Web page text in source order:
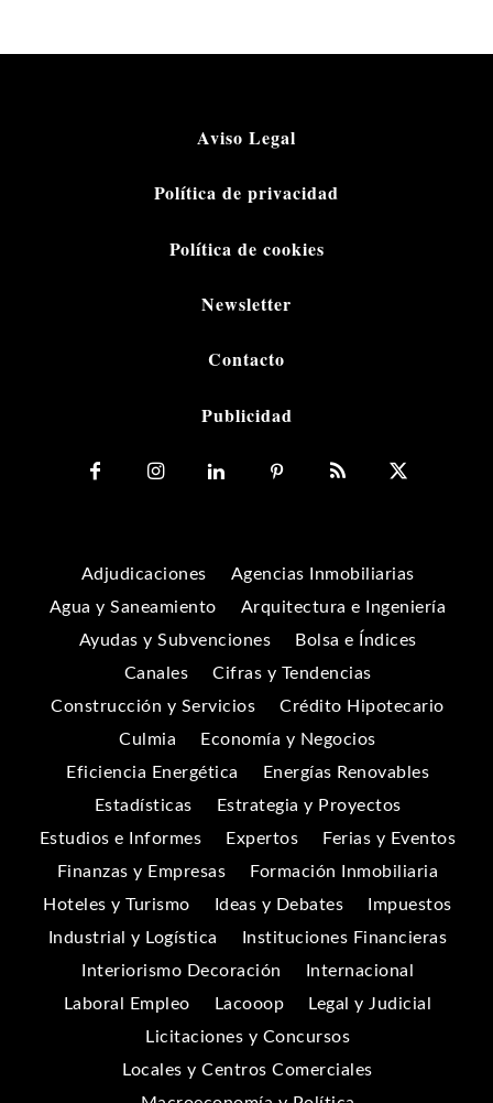
Aviso Legal
Política de privacidad
Política de cookies
Newsletter
Contacto
Publicidad
Adjudicaciones
Agencias Inmobiliarias
Agua y Saneamiento
Arquitectura e Ingeniería
Ayudas y Subvenciones
Bolsa e Índices
Canales
Cifras y Tendencias
Construcción y Servicios
Crédito Hipotecario
Culmia
Economía y Negocios
Eficiencia Energética
Energías Renovables
Estadísticas
Estrategia y Proyectos
Estudios e Informes
Expertos
Ferias y Eventos
Finanzas y Empresas
Formación Inmobiliaria
Hoteles y Turismo
Ideas y Debates
Impuestos
Industrial y Logística
Instituciones Financieras
Interiorismo Decoración
Internacional
Laboral Empleo
Lacooop
Legal y Judicial
Licitaciones y Concursos
Locales y Centros Comerciales